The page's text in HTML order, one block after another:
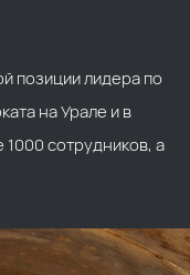
позиции лидера по
на Урале и в
сотрудников, а